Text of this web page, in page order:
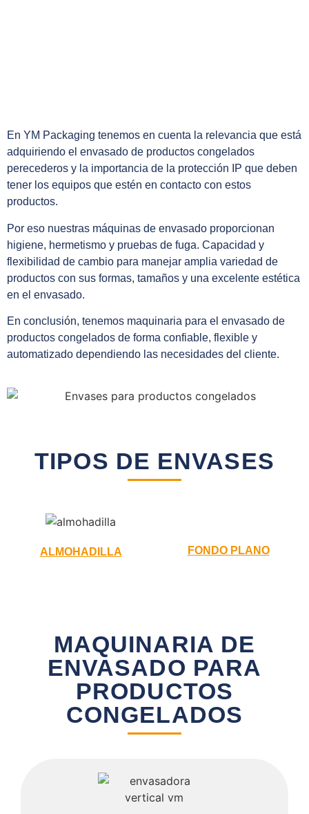
En YM Packaging tenemos en cuenta la relevancia que está
adquiriendo el envasado de productos congelados
perecederos y la importancia de la protección IP que deben
tener los equipos que estén en contacto con estos
productos.
Por eso nuestras máquinas de envasado proporcionan
higiene, hermetismo y pruebas de fuga. Capacidad y
flexibilidad de cambio para manejar amplia variedad de
productos con sus formas, tamaños y una excelente estética
en el envasado.
En conclusión, tenemos maquinaria para el envasado de
productos congelados de forma confiable, flexible y
automatizado dependiendo las necesidades del cliente.
TIPOS DE ENVASES
ALMOHADILLA FONDO PLANO
MAQUINARIA DE
ENVASADO PARA
PRODUCTOS
CONGELADOS